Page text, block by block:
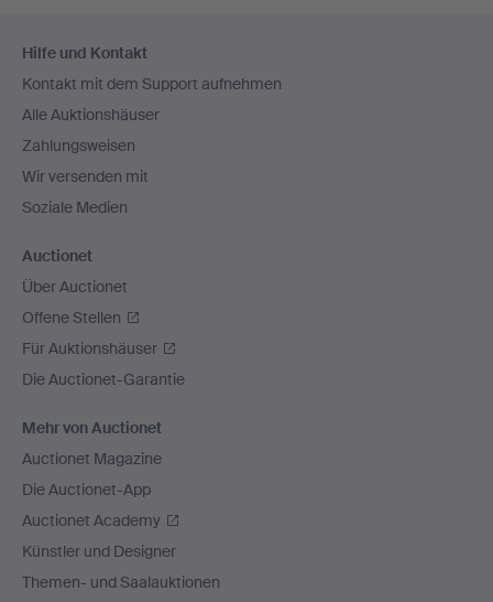
Navigation
Hilfe und Kontakt
Kontakt mit dem Support aufnehmen
Alle Auktionshäuser
Zahlungsweisen
Wir versenden mit
Soziale Medien
Auctionet
Über Auctionet
Offene Stellen
Für Auktionshäuser
Die Auctionet-Garantie
Mehr von Auctionet
Auctionet Magazine
Die Auctionet-App
Auctionet Academy
Künstler und Designer
Themen- und Saalauktionen